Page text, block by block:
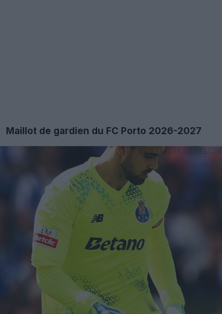
Maillot de gardien du FC Porto 2026-2027